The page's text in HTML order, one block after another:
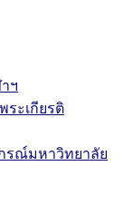
ฯ
ระเกียรติ
รณ์มหาวิทยาลัย